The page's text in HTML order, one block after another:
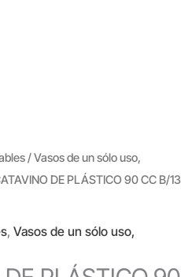
/Vasos de un sólo uso,
DE PLÁSTICO 90 CC B/13
, Vasos de un sólo uso,